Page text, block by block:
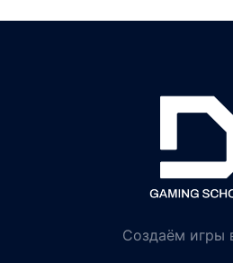
Создаём игры